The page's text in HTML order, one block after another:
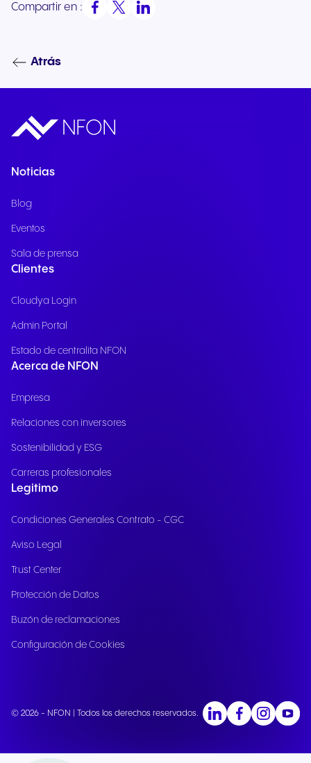
Compartir en :
Atrás
Noticias
Blog
Eventos
Sala de prensa
Clientes
Cloudya Login
Admin Portal
Estado de centralita NFON
Acerca de NFON
Empresa
Relaciones con inversores
Sostenibilidad y ESG
Carreras profesionales
Legitimo
Condiciones Generales Contrato - CGC
Aviso Legal
Trust Center
Protección de Datos
Buzón de reclamaciones
Configuración de Cookies
© 2026 - NFON | Todos los derechos reservados.